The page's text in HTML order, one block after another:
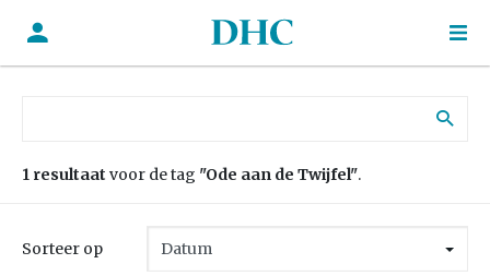
1 resultaat voor de tag "Ode aan de Twijfel".
Sorteer op